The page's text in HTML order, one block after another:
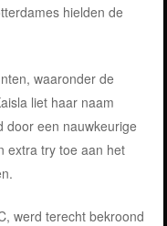
hielden de
waaronder de
liet haar naam
door een nauwkeurige
extra try toe aan het
werd terecht bekroond